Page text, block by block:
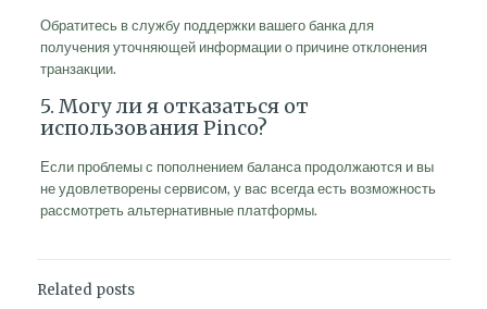
Обратитесь в службу поддержки вашего банка для
получения уточняющей информации о причине отклонения
транзакции.
5. Могу ли я отказаться от
использования Pinco?
Если проблемы с пополнением баланса продолжаются и вы
не удовлетворены сервисом, у вас всегда есть возможность
рассмотреть альтернативные платформы.
Related posts